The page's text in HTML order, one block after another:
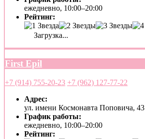
ежедневно, 10:00–20:00
Рейтинг:
Загрузка...
First Epil
+7 (914) 755-20-23 +7 (962) 127-77-22
Адрес:
ул. имени Космонавта Поповича, 43
График работы:
ежедневно, 10:00–20:00
Рейтинг: